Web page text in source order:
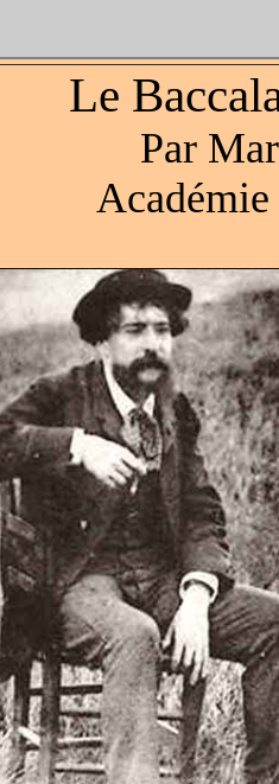
Le
Par